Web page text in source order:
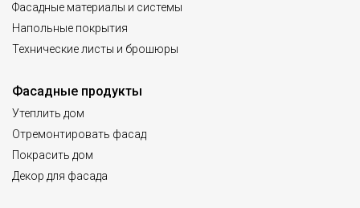
Фасадные материалы и системы
Напольные покрытия
Технические листы и брошюры
Фасадные продукты
Утеплить дом
Отремонтировать фасад
Покрасить дом
Декор для фасада